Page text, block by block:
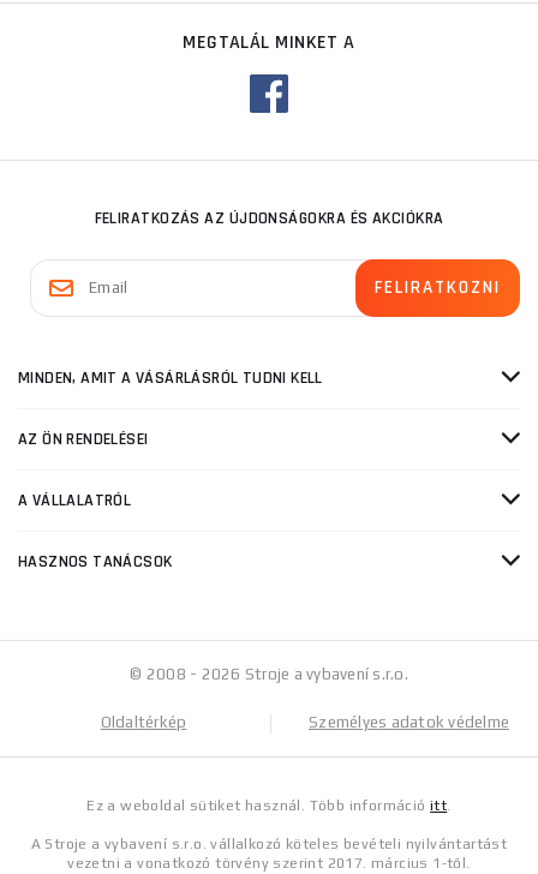
MEGTALÁL MINKET A
FELIRATKOZÁS AZ ÚJDONSÁGOKRA ÉS AKCIÓKRA
MINDEN, AMIT A VÁSÁRLÁSRÓL TUDNI KELL
AZ ÖN RENDELÉSEI
A VÁLLALATRÓL
HASZNOS TANÁCSOK
© 2008 - 2026 Stroje a vybavení s.r.o.
Oldaltérkép Személyes adatok védelme
Ez a weboldal sütiket használ. Több információitt.
A Stroje a vybavení s.r.o. vállalkozó köteles bevételi nyilvántartást
vezetni a vonatkozó törvény szerint 2017. március 1-től.